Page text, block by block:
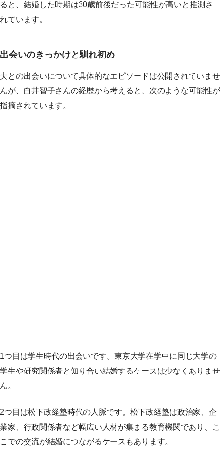
ると、結婚した時期は30歳前後だった可能性が高いと推測さ
れています。
出会いのきっかけと馴れ初め
夫との出会いについて具体的なエピソードは公開されていませ
んが、白井智子さんの経歴から考えると、次のような可能性が
指摘されています。
1つ目は学生時代の出会いです。東京大学在学中に同じ大学の
学生や研究関係者と知り合い結婚するケースは少なくありませ
ん。
2つ目は松下政経塾時代の人脈です。松下政経塾は政治家、企
業家、行政関係者など幅広い人材が集まる教育機関であり、こ
こでの交流が結婚につながるケースもあります。